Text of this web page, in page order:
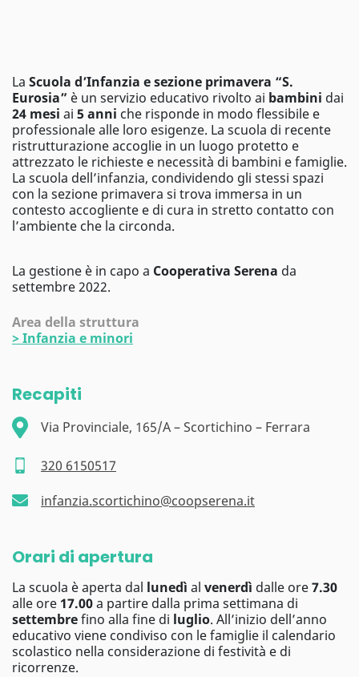
La Scuola d’Infanzia e sezione primavera “S.
Eurosia” è un servizio educativo rivolto ai bambini dai
24 mesi ai 5 anni che risponde in modo flessibile e
professionale alle loro esigenze. La scuola di recente
ristrutturazione accoglie in un luogo protetto e
attrezzato le richieste e necessità di bambini e famiglie.
La scuola dell’infanzia, condividendo gli stessi spazi
con la sezione primavera si trova immersa in un
contesto accogliente e di cura in stretto contatto con
l’ambiente che la circonda.
La gestione è in capo a Cooperativa Serena da
settembre 2022.
Area della struttura
>Infanzia e minori
Recapiti
Via Provinciale, 165/A – Scortichino – Ferrara
320 6150517
infanzia.scortichino@coopserena.it
Orari di apertura
La scuola è aperta dal lunedì al venerdì dalle ore7.30
alle ore 17.00a partire dalla prima settimana di
settembrefino alla fine di luglio. All’inizio dell’anno
educativo viene condiviso con le famiglie il calendario
scolastico nella considerazione di festività e di
ricorrenze.